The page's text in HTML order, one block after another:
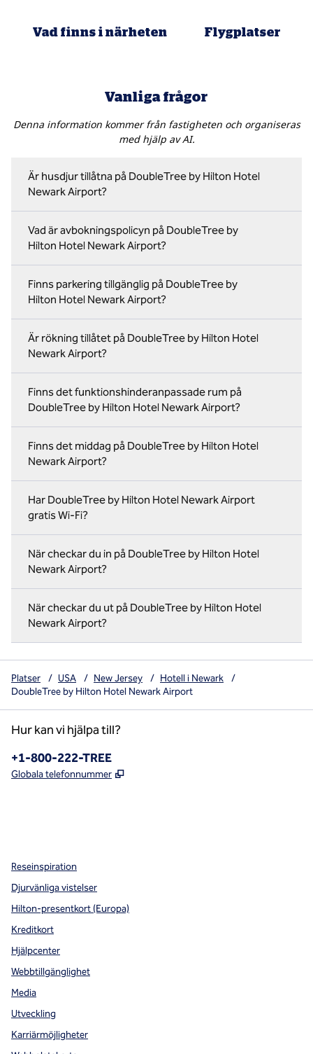
Vad finns i närheten Flygplatser
Vanliga frågor
Denna information kommer från fastigheten och organiseras
med hjälp av AI.
Är husdjur tillåtna på DoubleTree by Hilton Hotel
Newark Airport?
Vad är avbokningspolicyn på DoubleTree by
Hilton Hotel Newark Airport?
Finns parkering tillgänglig på DoubleTree by
Hilton Hotel Newark Airport?
Är rökning tillåtet på DoubleTree by Hilton Hotel
Newark Airport?
Finns det funktionshinderanpassade rum på
DoubleTree by Hilton Hotel Newark Airport?
Finns det middag på DoubleTree by Hilton Hotel
Newark Airport?
Har DoubleTree by Hilton Hotel Newark Airport
gratis Wi-Fi?
När checkar du in på DoubleTree by Hilton Hotel
Newark Airport?
När checkar du ut på DoubleTree by Hilton Hotel
Newark Airport?
Platser / USA / New Jersey / Hotell i Newark
/
DoubleTree by Hilton Hotel Newark Airport
Hur kan vi hjälpa till?
Telefon:
+1-800-222-TREE
Globala telefonnummer ,
Reseinspiration
Djurvänliga vistelser
Hilton-presentkort (Europa)
Kreditkort
Hjälpcenter
Webbtillgänglighet
Media
Utveckling
Karriärmöjligheter